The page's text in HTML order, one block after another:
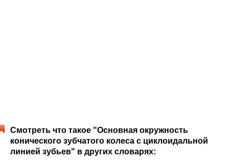
Смотреть что такое "Основная окружность
конического зубчатого колеса с циклоидальной
линией зубьев" в других словарях: